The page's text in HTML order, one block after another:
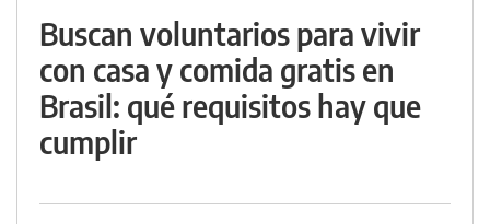
Buscan voluntarios para vivir
con casa y comida gratis en
Brasil: qué requisitos hay que
cumplir